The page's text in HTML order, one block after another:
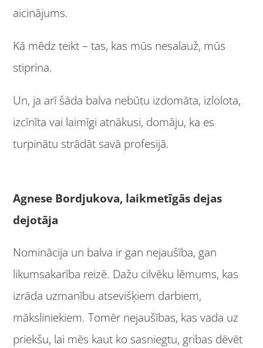
aicinājums.
Kā mēdz teikt – tas, kas mūs nesalauž, mūs
stiprina.
Un, ja arī šāda balva nebūtu izdomāta, izlolota,
izcīnīta vai laimīgi atnākusi, domāju, ka es
turpinātu strādāt savā profesijā.
Agnese Bordjukova, laikmetīgās dejas
dejotāja
Nominācija un balva ir gan nejaušība, gan
likumsakarība reizē. Dažu cilvēku lēmums, kas
izrāda uzmanību atsevišķiem darbiem,
māksliniekiem. Tomēr nejaušības, kas vada uz
priekšu, lai mēs kaut ko sasniegtu, gribas dēvēt